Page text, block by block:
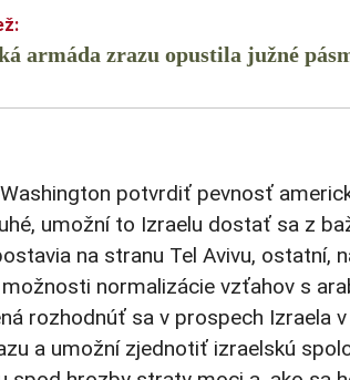
armáda zrazu opustila južné
potvrdiť pevnosť
umožní to Izraelu dostať sa z
na stranu Tel Avivu, ostatní,
normalizácie vzťahov s
rozhodnúť sa v prospech Izraela
a umožní zjednotiť izraelskú